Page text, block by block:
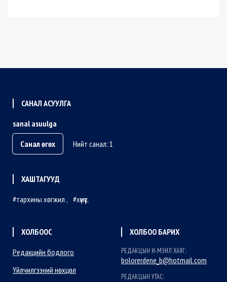
САНАЛ АСУУЛГА
sanal asuulga
Санал өгөх
Нийт санал: 1
ХАШТАГУУД
тархины хөгжил
хүмүүс
ХОЛБООС
Редакцийн бодлого
Үйлчилгээний нөхцөл
ХОЛБОО БАРИХ
РЕДАКЦЫН И-МЭИЛ ХАЯГ:
bolorerdene_b@hotmail.com
РЕДАКЦЫН УТАС: